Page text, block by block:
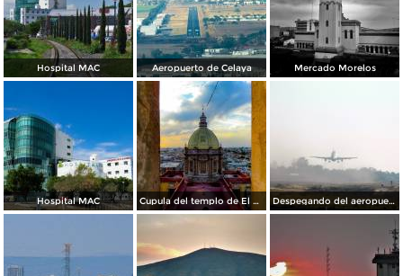
Hospital MAC Aeropuerto de Celaya Mercado Morelos
Hospital MAC Cupula del templo de El Carmen. Despegando del aeropuerto de Celaya